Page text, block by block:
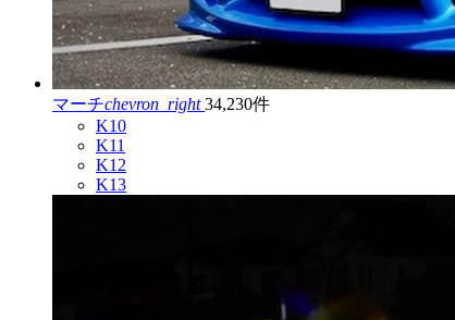
マーチchevron_right 34,230件
K10
K11
K12
K13